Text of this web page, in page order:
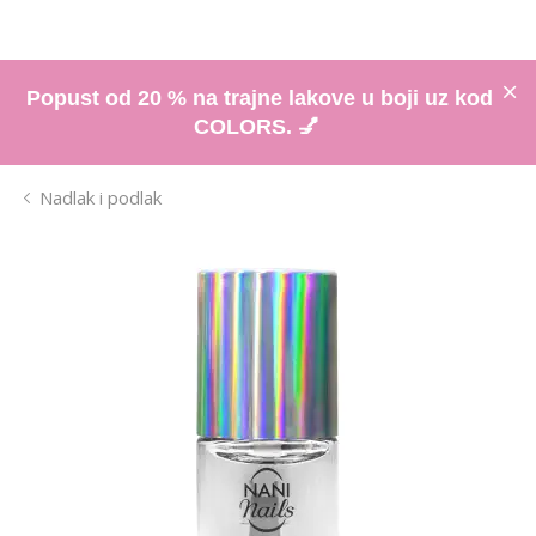
Popust od 20 % na trajne lakove u boji uz kod
COLORS. 💅
Nadlak i podlak